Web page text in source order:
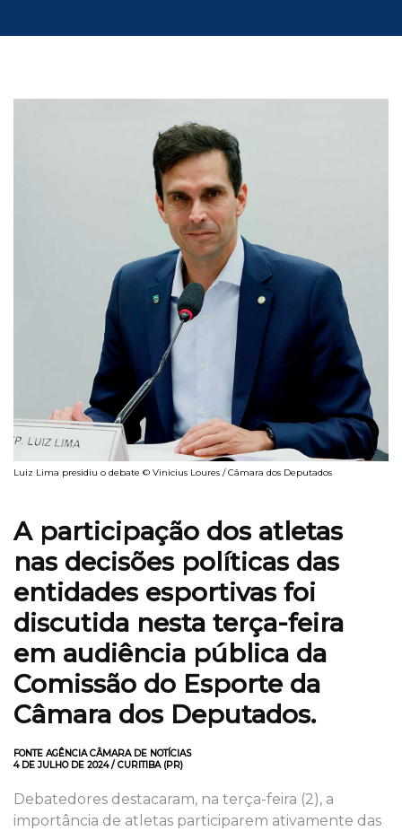
Luiz Lima presidiu o debate © Vinicius Loures / Câmara dos Deputados
A participação dos atletas
nas decisões políticas das
entidades esportivas foi
discutida nesta terça-feira
em audiência pública da
Comissão do Esporte da
Câmara dos Deputados.
FONTE AGÊNCIA CÂMARA DE NOTÍCIAS
4 DE JULHO DE 2024 / CURITIBA (PR)
Debatedores destacaram, na terça-feira (2), a
importância de atletas participarem ativamente das